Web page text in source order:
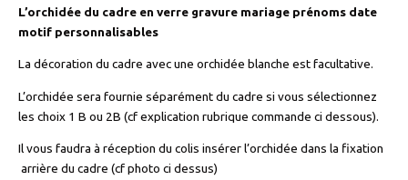
L’orchidée du cadre en verre gravure mariage prénoms date
motif personnalisables
La décoration du cadre avec une orchidée blanche est facultative.
L’orchidée sera fournie séparément du cadre si vous sélectionnez
les choix 1 B ou 2B (cf explication rubrique commande ci dessous).
Il vous faudra à réception du colis insérer l’orchidée dans la fixation
arrière du cadre (cf photo ci dessus)